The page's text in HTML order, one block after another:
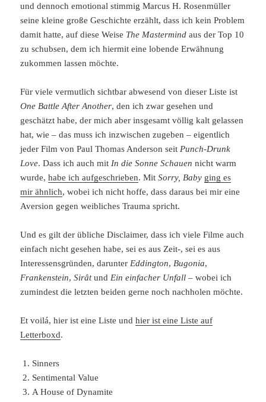
und dennoch emotional stimmig Marcus H. Rosenmüller
seine kleine große Geschichte erzählt, dass ich kein Problem
damit hatte, auf diese Weise The Mastermind aus der Top 10
zu schubsen, dem ich hiermit eine lobende Erwähnung
zukommen lassen möchte.
Für viele vermutlich sichtbar abwesend von dieser Liste ist
One Battle After Another, den ich zwar gesehen und
geschätzt habe, der mich aber insgesamt völlig kalt gelassen
hat, wie – das muss ich inzwischen zugeben – eigentlich
jeder Film von Paul Thomas Anderson seit Punch-Drunk
Love. Dass ich auch mit In die Sonne Schauen nicht warm
wurde,habe ich aufgeschrieben. MitSorry, Baby ging es
mir ähnlich, wobei ich nicht hoffe, dass daraus bei mir eine
Aversion gegen weibliches Trauma spricht.
Und es gilt der übliche Disclaimer, dass ich viele Filme auch
einfach nicht gesehen habe, sei es aus Zeit-, sei es aus
Interessensgründen, darunter Eddington, Bugonia,
Frankenstein,Sirâtund Ein einfacher Unfall – wobei ich
zumindest die letzten beiden gerne noch nachholen möchte.
Et voilá, hier ist eine Liste undhier ist eine Liste auf
Letterboxd.
Sinners
Sentimental Value
A House of Dynamite